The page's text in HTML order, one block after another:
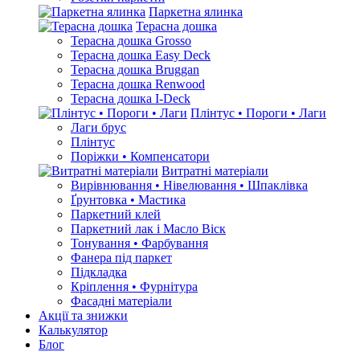
Паркетна ялинка
Терасна дошка
Терасна дошка Grosso
Терасна дошка Easy Deck
Терасна дошка Bruggan
Терасна дошка Renwood
Терасна дошка I-Deck
Плінтус • Пороги • Лаги
Лаги брус
Плінтус
Поріжки • Компенсатори
Витратні матеріали
Вирівнювання • Нівелювання • Шпаклівка
Ґрунтовкa • Мастика
Паркетний клей
Паркетний лак і Масло Віск
Тонування • Фарбування
Фанера під паркет
Підкладка
Кріплення • Фурнітура
Фасадні матеріали
Акції та знижки
Калькулятор
Блог